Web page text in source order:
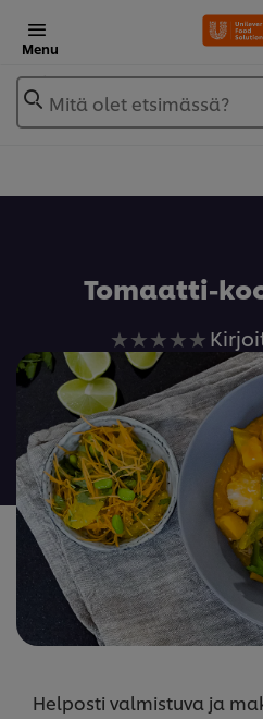
Menu
Mitä olet etsimässä?
Tomaatti-
Ei
Helposti valmistuva ja